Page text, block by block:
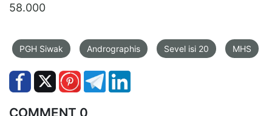
58.000
PGH Siwak Andrographis Sevel isi 20 MHS
COMMENT 0